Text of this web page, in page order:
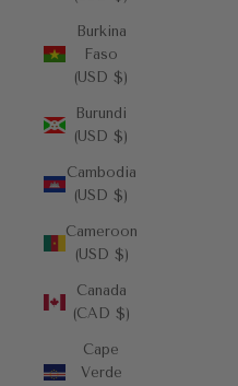
Burkina
Faso
(USD $)
Burundi
(USD $)
Cambodia
(USD $)
Cameroon
(USD $)
Canada
(CAD $)
Cape
Verde